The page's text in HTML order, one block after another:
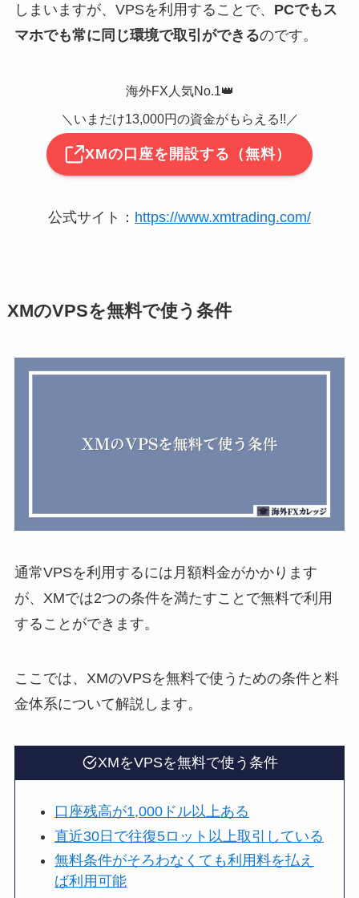
しまいますが、VPSを利用することで、 PCでもス
マホでも常に同じ環境で取引ができるのです。
海外FX人気No.1👑
＼いまだけ13,000円の資金がもらえる!!／
XMの口座を開設する（無料）
公式サイト： https://www.xmtrading.com/
XMのVPSを無料で使う条件
通常VPSを利用するには月額料金がかかります
が、XMでは2つの条件を満たすことで無料で利用
することができます。
ここでは、XMのVPSを無料で使うための条件と料
金体系について解説します。
XMをVPSを無料で使う条件
口座残高が1,000ドル以上ある
直近30日で往復5ロット以上取引している
無料条件がそろわなくても利用料を払え
ば利用可能